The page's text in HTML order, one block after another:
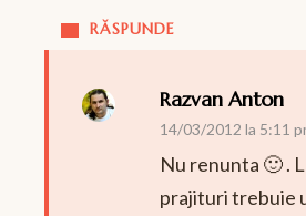
RĂSPUNDE
Razvan Anton
14/03/2012 la 5:11
Nu renunta 🙂 .
prajituri trebuie